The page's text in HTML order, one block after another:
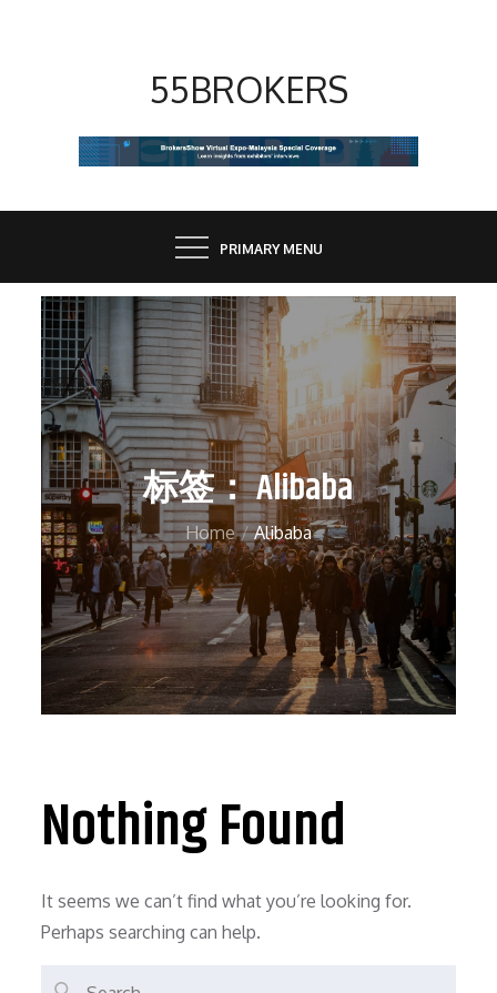
55BROKERS
PRIMARY MENU
标签：Alibaba
Home Alibaba
Nothing Found
It seems we can’t find what you’re looking for.
Perhaps searching can help.
Search